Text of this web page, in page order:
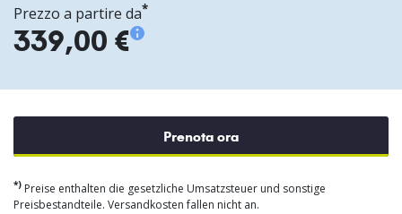
Prezzo a partire da*
339,00 €
Prenota ora
*) Preise enthalten die gesetzliche Umsatzsteuer und sonstige
Preisbestandteile. Versandkosten fallen nicht an.